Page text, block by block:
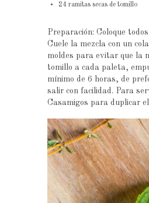
24 ramitas secas de tomillo
Preparación: Coloque
Cuele la mezcla con un
moldes para evitar que la
tomillo a cada paleta,
mínimo de 6 horas, de
salir con facilidad. Para
Casamigos para duplicar